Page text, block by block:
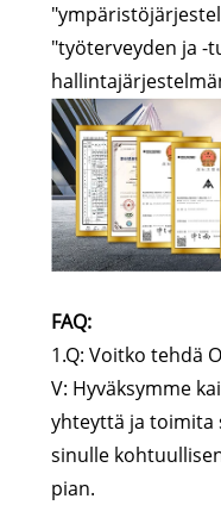
"työterveyden ja -
FAQ:
1.Q: Voitko tehdä
V: Hyväksymme
yhteyttä ja
sinulle
pian.